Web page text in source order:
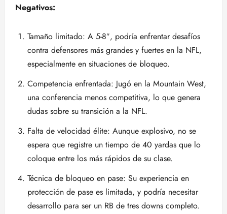
Negativos:
Tamaño limitado: A 5-8″, podría enfrentar desafíos
contra defensores más grandes y fuertes en la NFL,
especialmente en situaciones de bloqueo.
Competencia enfrentada: Jugó en la Mountain West,
una conferencia menos competitiva, lo que genera
dudas sobre su transición a la NFL.
Falta de velocidad élite: Aunque explosivo, no se
espera que registre un tiempo de 40 yardas que lo
coloque entre los más rápidos de su clase.
Técnica de bloqueo en pase: Su experiencia en
protección de pase es limitada, y podría necesitar
desarrollo para ser un RB de tres downs completo.